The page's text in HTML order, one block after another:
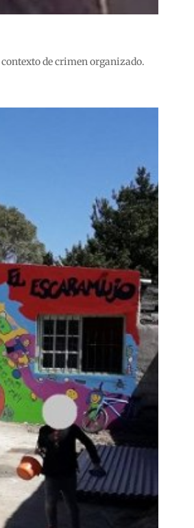
de crimen organizado.